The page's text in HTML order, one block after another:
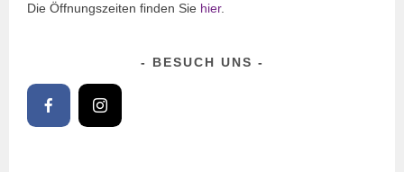
Die Öffnungszeiten finden Sie hier.
BESUCH UNS